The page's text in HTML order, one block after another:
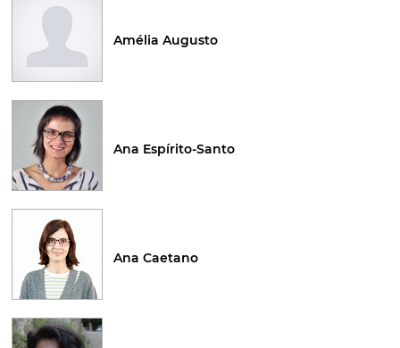
Amélia Augusto
Ana Espírito-Santo
Ana Caetano